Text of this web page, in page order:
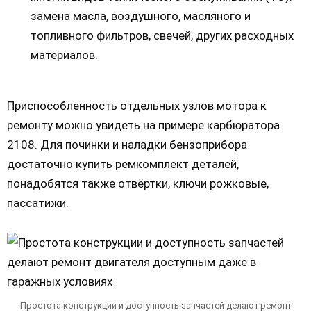
замена масла, воздушного, масляного и
топливного фильтров, свечей, других расходных
материалов.
Приспособленность отдельных узлов мотора к
ремонту можно увидеть на примере карбюратора
2108. Для починки и наладки бензоприбора
достаточно купить ремкомплект деталей,
понадобятся также отвёртки, ключи рожковые,
пассатижи.
Простота конструкции и доступность запчастей делают ремонт